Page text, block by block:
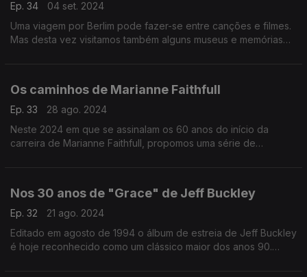
Ep. 34
04 set. 2024
Uma viagem por Berlim pode fazer-se entre canções e filmes.
Mas desta vez visitamos também alguns museus e memórias
Os caminhos de Marianne Faithfull
Ep. 33
28 ago. 2024
Neste 2024 em que se assinalam os 60 anos do início da
carreira de Marianne Faithfull, propomos uma série de
Nos 30 anos de "Grace" de Jeff Buckley
Ep. 32
21 ago. 2024
Editado em agosto de 1994 o álbum de estreia de Jeff Buckley
é hoje reconhecido como um clássico maior dos anos 90.